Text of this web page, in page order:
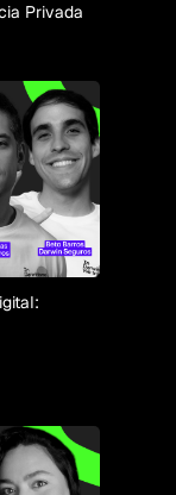
Privada